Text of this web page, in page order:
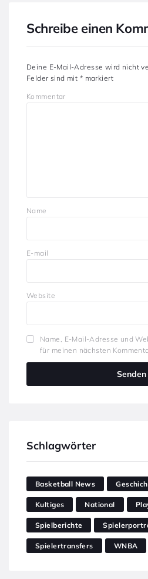
Schreibe einen
Deine E-Mail-Adresse wird nicht
Felder sind mit * markiert
Kommentar
Name
E-mail
Website
Name, E-Mail-Adresse und
für meinen nächsten
Schlagwörter
Basketball News
Kultiges National
Spielberichte
Spielertransfers WNBA